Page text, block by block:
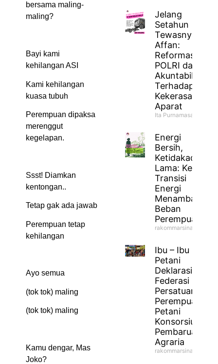
bersama maling-
maling?
Bayi kami
kehilangan ASI
Kami kehilangan
kuasa tubuh
Perempuan dipaksa
merenggut
kegelapan.
Ssst! Diamkan
kentongan..
Tetap gak ada jawab
Perempuan tetap
kehilangan
Ayo semua
(tok tok) maling
(tok tok) maling
Kamu dengar, Mas
Joko?
Jelang
Setahun
Tewasnya
Affan:
Reformasi
POLRI dan
Akuntabilitas
Terhadap
Kekerasan
Aparat
Ita Purnamasari
Energi
Bersih,
Ketidakadilan
Lama: Ketika
Transisi
Energi
Menambah
Beban
Perempuan
rakommarsinahfm
Ibu – Ibu
Petani
Deklarasikan
Federasi
Persatuan
Perempuan
Petani
Konsorsium
Pembaruan
Agraria
rakommarsinahfm